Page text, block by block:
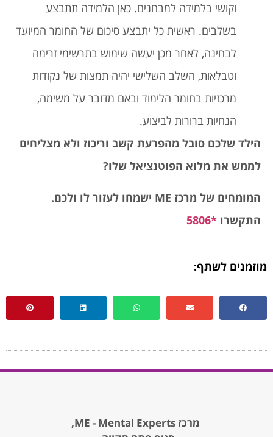
וקושי בלמידה למבחנים. כאן הלמידה תתבצע
בשלבים. ראשית כל יתבצע סיכום של החומר המיועד
לבחינה, לאחר מכן יעשה שימוש בתרשימי זרימה
וטבלאות, השלב השלישי יהיה תמצות של נקודות
מרכזיות בחומר הלימוד ובאם מדובר על משימה,
הנחיות ברורות לביצוע.
הילד שלכם סובל מהפרעת קשב וריכוז ולא מצליחים
לממש את מלוא הפוטנציאל שלו?
המומחים של מרכז ME ישמחו לעזור לו ולכם.
התקשרו *5806
מוזמנים לשתף:
מרכז ME - Mental Experts,